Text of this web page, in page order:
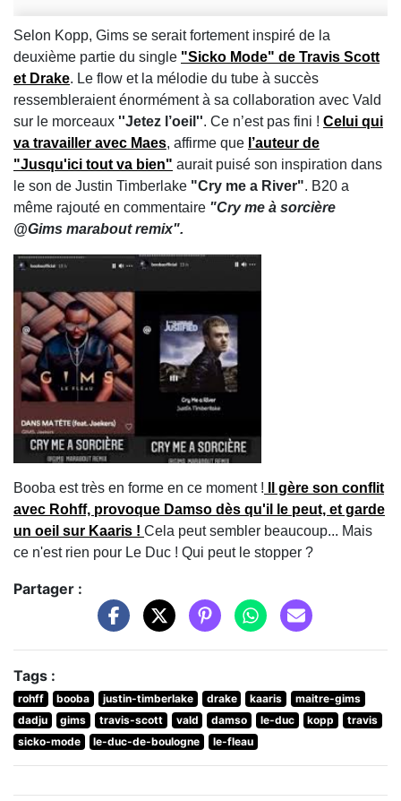
Selon Kopp, Gims se serait fortement inspiré de la
deuxième partie du single "Sicko Mode" de Travis Scott
et Drake. Le flow et la mélodie du tube à succès
ressembleraient énormément à sa collaboration avec Vald
sur le morceaux ''Jetez l’oeil''. Ce n’est pas fini ! Celui qui
va travailler avec Maes, affirme que l’auteur de
"Jusqu'ici tout va bien" aurait puisé son inspiration dans
le son de Justin Timberlake "Cry me a River". B20 a
même rajouté en commentaire "Cry me à sorcière
@Gims marabout remix".
Booba est très en forme en ce moment ! Il gère son conflit
avec Rohff, provoque Damso dès qu'il le peut, et garde
un oeil sur Kaaris ! Cela peut sembler beaucoup... Mais
ce n'est rien pour Le Duc ! Qui peut le stopper ?
Partager :
Tags :
rohff booba justin-timberlake drake kaaris
maitre-gims
dadju
gims travis-scott vald damso le-duc kopp
travis
sicko-mode
le-duc-de-boulogne le-fleau